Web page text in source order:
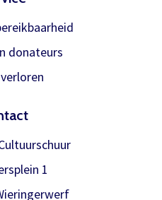
donateurs
1